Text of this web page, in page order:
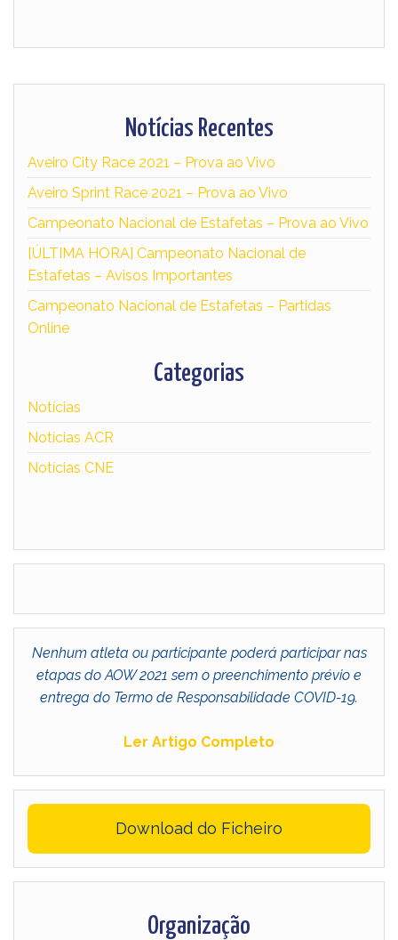
Notícias Recentes
Aveiro City Race 2021 – Prova ao Vivo
Aveiro Sprint Race 2021 – Prova ao Vivo
Campeonato Nacional de Estafetas – Prova ao Vivo
[ÚLTIMA HORA] Campeonato Nacional de
Estafetas – Avisos Importantes
Campeonato Nacional de Estafetas – Partidas
Online
Categorias
Notícias
Notícias ACR
Notícias CNE
Nenhum atleta ou participante poderá participar nas
etapas do AOW 2021 sem o preenchimento prévio e
entrega do Termo de Responsabilidade COVID-19.
Ler Artigo Completo
Download do Ficheiro
Organização